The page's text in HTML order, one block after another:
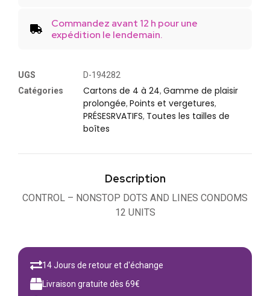
Commandez avant 12 h pour une
expédition le lendemain.
UGS
D-194282
Catégories
Cartons de 4 à 24, Gamme de plaisir
prolongée, Points et vergetures,
PRÉSESRVATIFS, Toutes les tailles de
boîtes
Description
CONTROL – NONSTOP DOTS AND LINES CONDOMS
12 UNITS
14 Jours de retour et d'échange
Livraison gratuite dès 69€